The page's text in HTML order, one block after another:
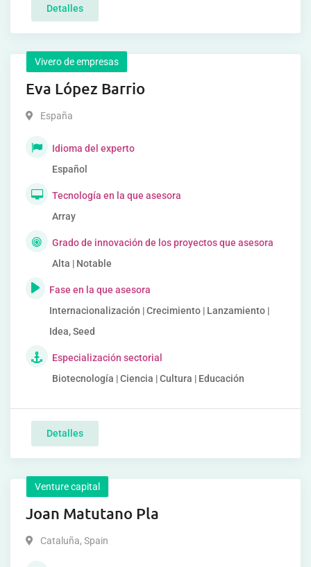
Detalles
Vivero de empresas
Eva López Barrio
España
Idioma del experto
Español
Tecnología en la que asesora
Array
Grado de innovación de los proyectos que asesora
Alta | Notable
Fase en la que asesora
Internacionalización | Crecimiento | Lanzamiento |
Idea, Seed
Especialización sectorial
Biotecnología | Ciencia | Cultura | Educación
Detalles
Venture capital
Joan Matutano Pla
Cataluña, Spain